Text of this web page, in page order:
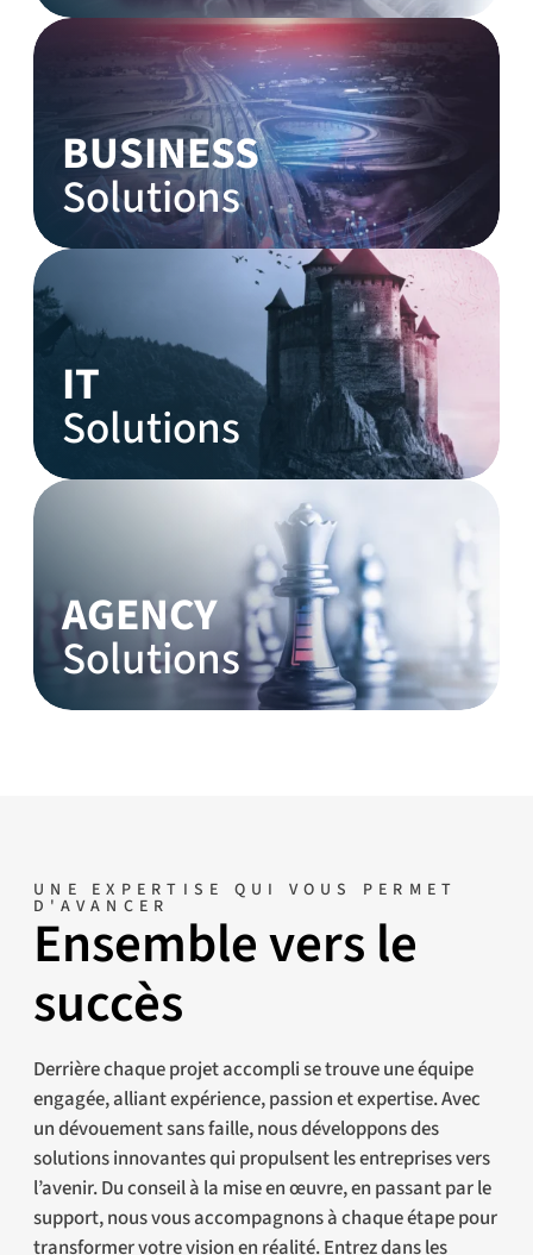
BUSINESS
Solutions
IT
Solutions
AGENCY
Solutions
Ensemble vers le
succès
UNE EXPERTISE QUI VOUS PERMET
D'AVANCER
Derrière chaque projet accompli se trouve une équipe
engagée, alliant expérience, passion et expertise. Avec
un dévouement sans faille, nous développons des
solutions innovantes qui propulsent les entreprises vers
l’avenir. Du conseil à la mise en œuvre, en passant par le
support, nous vous accompagnons à chaque étape pour
transformer votre vision en réalité. Entrez dans les